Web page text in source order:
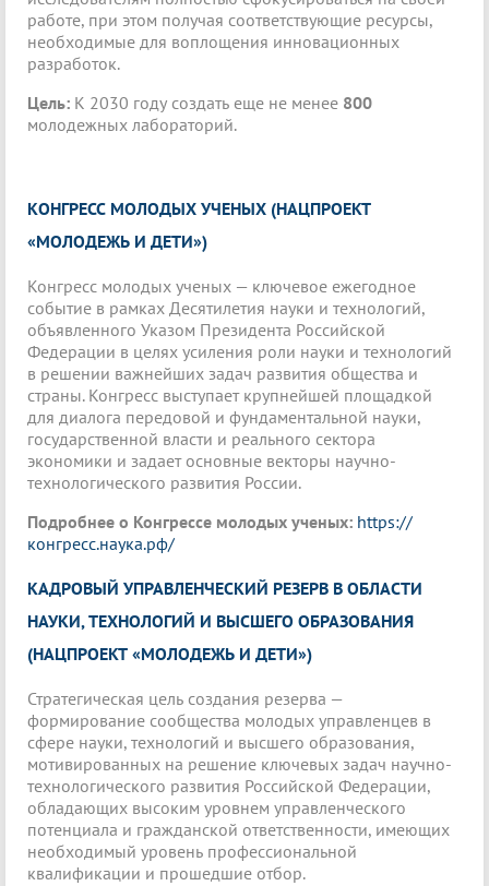
работе, при этом получая соответствующие ресурсы,
необходимые для воплощения инновационных
разработок.
Цель: К 2030 году создать еще не менее 800
молодежных лабораторий.
КОНГРЕСС МОЛОДЫХ УЧЕНЫХ (НАЦПРОЕКТ
«МОЛОДЕЖЬ И ДЕТИ»)
Конгресс молодых ученых — ключевое ежегодное
событие в рамках Десятилетия науки и технологий,
объявленного Указом Президента Российской
Федерации в целях усиления роли науки и технологий
в решении важнейших задач развития общества и
страны. Конгресс выступает крупнейшей площадкой
для диалога передовой и фундаментальной науки,
государственной власти и реального сектора
экономики и задает основные векторы научно-
технологического развития России.
Подробнее о Конгрессе молодых ученых: https://
конгресс.наука.рф/
КАДРОВЫЙ УПРАВЛЕНЧЕСКИЙ РЕЗЕРВ В ОБЛАСТИ
НАУКИ, ТЕХНОЛОГИЙ И ВЫСШЕГО ОБРАЗОВАНИЯ
(НАЦПРОЕКТ «МОЛОДЕЖЬ И ДЕТИ»)
Стратегическая цель создания резерва —
формирование сообщества молодых управленцев в
сфере науки, технологий и высшего образования,
мотивированных на решение ключевых задач научно-
технологического развития Российской Федерации,
обладающих высоким уровнем управленческого
потенциала и гражданской ответственности, имеющих
необходимый уровень профессиональной
квалификации и прошедшие отбор.